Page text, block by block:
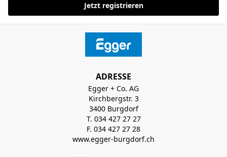
Jetzt registrieren
ADRESSE
Egger + Co. AG
Kirchbergstr. 3
3400 Burgdorf
T. 034 427 27 27
F. 034 427 27 28
www.egger-burgdorf.ch